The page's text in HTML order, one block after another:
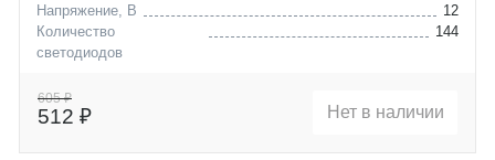
Напряжение, В
12
Количество
светодиодов
144
605 ₽
512 ₽ Нет в наличии